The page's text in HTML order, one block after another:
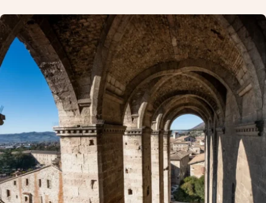
CANCELLARE APPLICARE